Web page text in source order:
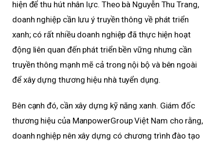
hiện để thu hút nhân lực. Theo bà Nguyễn Thu Trang,
doanh nghiệp cần lưu ý truyền thông về phát triển
xanh; có rất nhiều doanh nghiệp đã thực hiện hoạt
động liên quan đến phát triển bền vững nhưng cần
truyền thông mạnh mẽ cả trong nội bộ và bên ngoài
để xây dựng thương hiệu nhà tuyển dụng.
Bên cạnh đó, cần xây dựng kỹ năng xanh. Giám đốc
thương hiệu của ManpowerGroup Việt Nam cho rằng,
doanh nghiệp nên xây dựng có chương trình đào tạo